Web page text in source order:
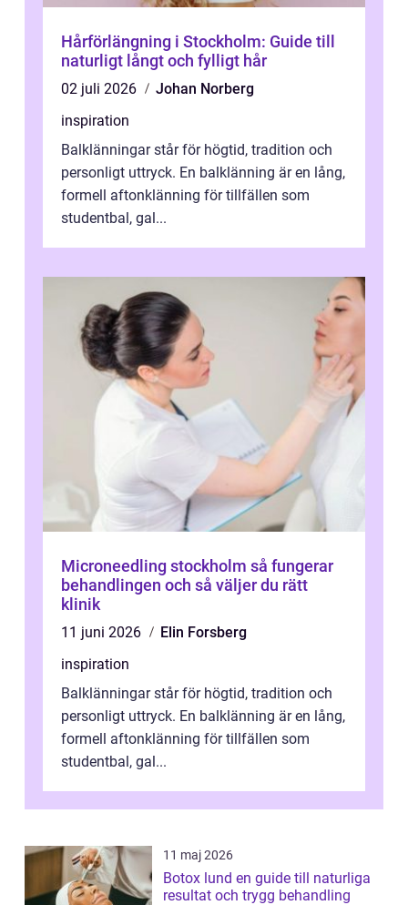
Hårförlängning i Stockholm: Guide till
naturligt långt och fylligt hår
02 juli 2026
Johan Norberg
inspiration
Balklänningar står för högtid, tradition och
personligt uttryck. En balklänning är en lång,
formell aftonklänning för tillfällen som
studentbal, gal...
Microneedling stockholm så fungerar
behandlingen och så väljer du rätt
klinik
11 juni 2026
Elin Forsberg
inspiration
Balklänningar står för högtid, tradition och
personligt uttryck. En balklänning är en lång,
formell aftonklänning för tillfällen som
studentbal, gal...
11 maj 2026
Botox lund en guide till naturliga
resultat och trygg behandling